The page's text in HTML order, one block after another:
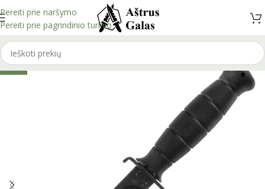
Pereiti prie naršymo
Pereiti prie pagrindinio turinio